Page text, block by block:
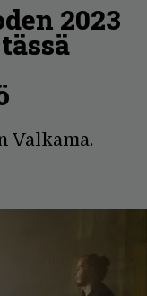
2023
Valkama.